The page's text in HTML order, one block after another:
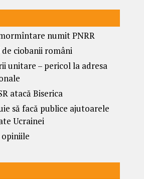
numit PNRR
ciobanii români
unitare – pericol la adresa
atacă Biserica
să facă publice ajutoarele
Ucrainei